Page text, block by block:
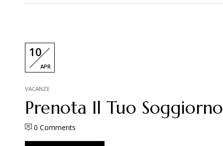
10
APR
VACANZE
Prenota Il Tuo Soggiorno
0 Comments